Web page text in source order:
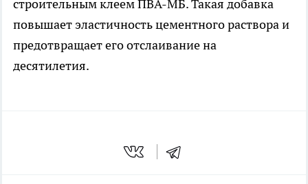
строительным клеем ПВА-МБ. Такая добавка
повышает эластичность цементного раствора и
предотвращает его отслаивание на
десятилетия.